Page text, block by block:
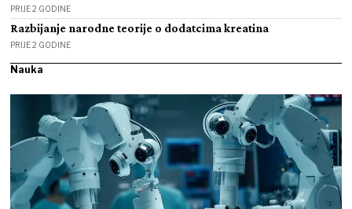
PRIJE 2 GODINE
Razbijanje narodne teorije o dodatcima kreatina
PRIJE 2 GODINE
Nauka